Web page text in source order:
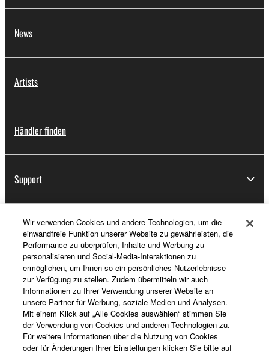
News
Artists
Händler finden
Support
Registrierung von „Yamaha Music ID“
Über Yamaha
Deutschland - German
Business
Wir verwenden Cookies und andere Technologien, um die
einwandfreie Funktion unserer Website zu gewährleisten, die
Performance zu überprüfen, Inhalte und Werbung zu
personalisieren und Social-Media-Interaktionen zu
ermöglichen, um Ihnen so ein persönliches Nutzerlebnisse
zur Verfügung zu stellen. Zudem übermitteln wir auch
Informationen zu Ihrer Verwendung unserer Website an
unsere Partner für Werbung, soziale Medien und Analysen.
Mit einem Klick auf „Alle Cookies auswählen“ stimmen Sie
der Verwendung von Cookies und anderen Technologien zu.
Für weitere Informationen über die Nutzung von Cookies
oder für Änderungen Ihrer Einstellungen klicken Sie bitte auf